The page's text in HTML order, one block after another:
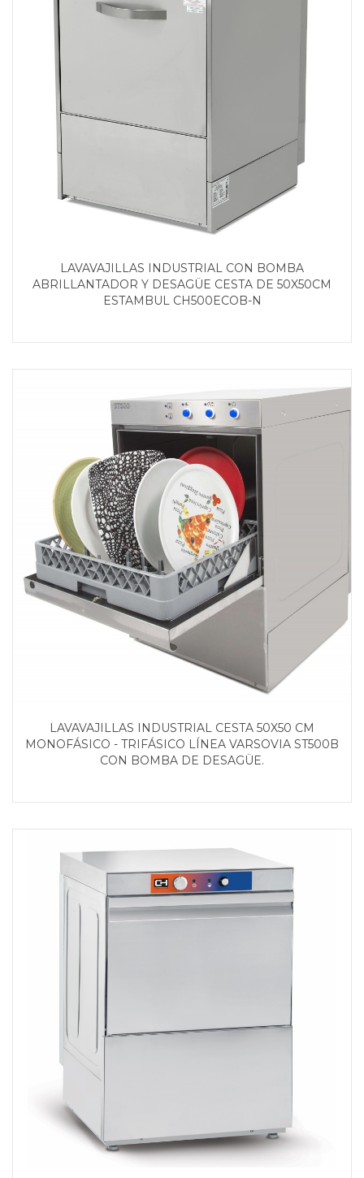
LAVAVAJILLAS INDUSTRIAL CON BOMBA
ABRILLANTADOR Y DESAGÜE CESTA DE 50X50CM
ESTAMBUL CH500ECOB-N
LAVAVAJILLAS INDUSTRIAL CESTA 50X50 CM
MONOFÁSICO - TRIFÁSICO LÍNEA VARSOVIA ST500B
CON BOMBA DE DESAGÜE.